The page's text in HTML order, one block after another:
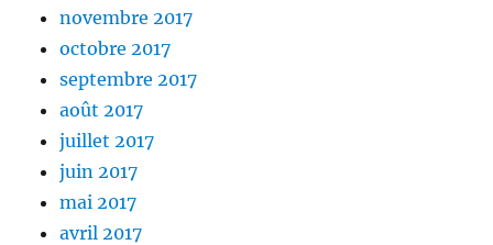
novembre 2017
octobre 2017
septembre 2017
août 2017
juillet 2017
juin 2017
mai 2017
avril 2017